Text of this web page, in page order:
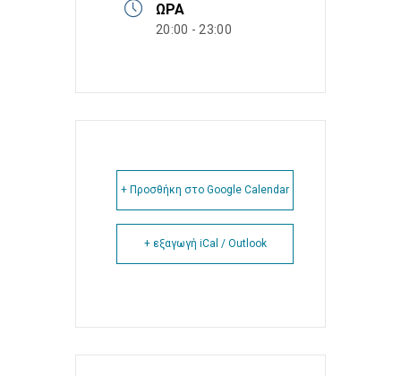
ΏΡΑ
20:00 - 23:00
+ Προσθήκη στο Google Calendar
+ εξαγωγή iCal / Outlook